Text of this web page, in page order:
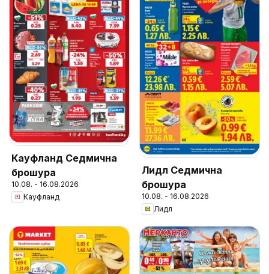
Кауфланд Седмична
брошура
10.08. - 16.08.2026
Кауфланд
Лидл Седмична
брошура
10.08. - 16.08.2026
Лидл